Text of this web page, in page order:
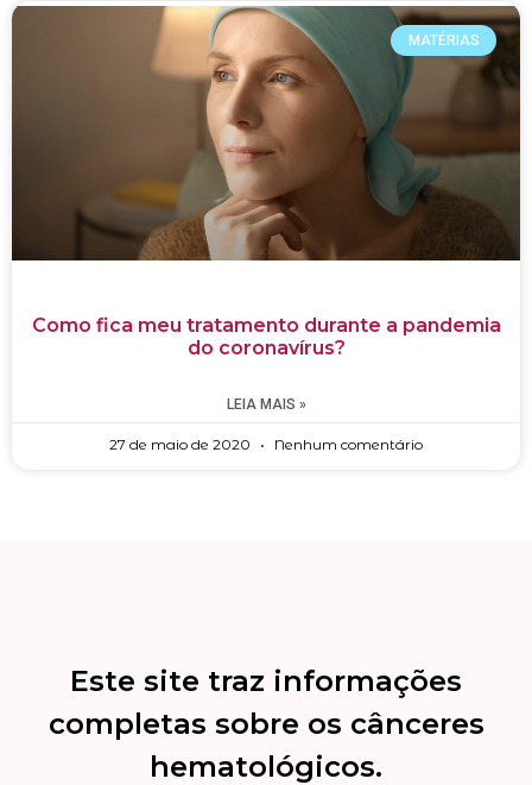
MATÉRIAS
Como fica meu tratamento durante a pandemia
do coronavírus?
LEIA MAIS »
27 de maio de 2020 Nenhum comentário
Este site traz informações
completas sobre os cânceres
hematológicos.